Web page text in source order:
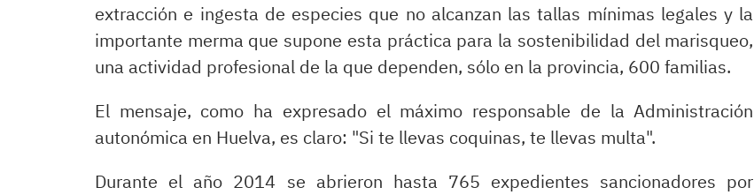
extracción e ingesta de especies que no alcanzan las tallas mínimas legales y la
importante merma que supone esta práctica para la sostenibilidad del marisqueo,
una actividad profesional de la que dependen, sólo en la provincia, 600 familias.
El mensaje, como ha expresado el máximo responsable de la Administración
autonómica en Huelva, es claro: "Si te llevas coquinas, te llevas multa".
Durante el año 2014 se abrieron hasta 765 expedientes sancionadores por